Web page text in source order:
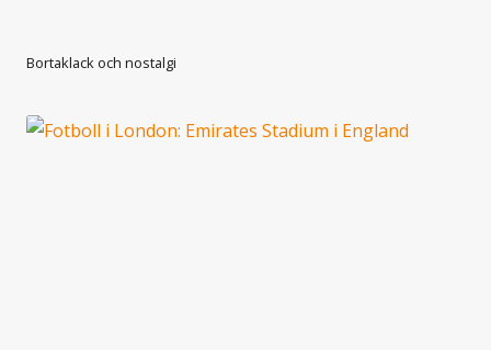
Bortaklack och nostalgi